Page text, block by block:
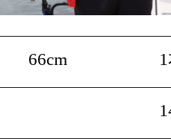
66cm